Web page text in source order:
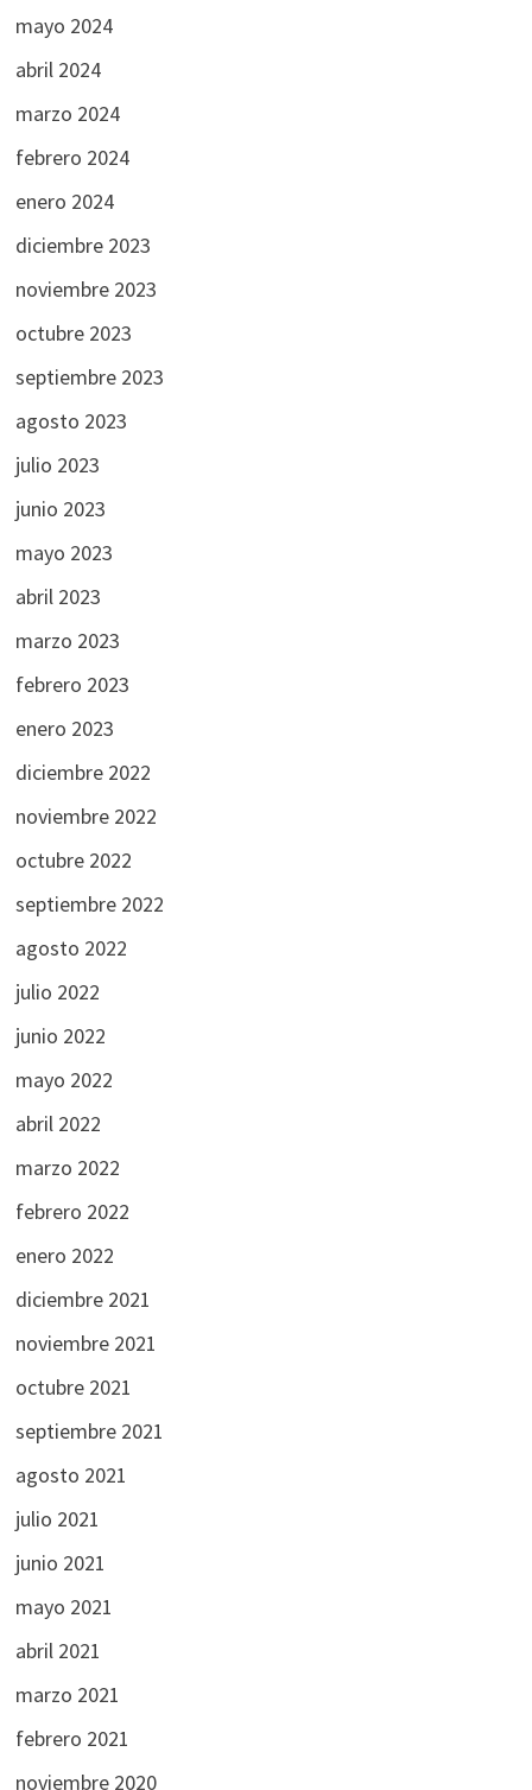
mayo 2024
abril 2024
marzo 2024
febrero 2024
enero 2024
diciembre 2023
noviembre 2023
octubre 2023
septiembre 2023
agosto 2023
julio 2023
junio 2023
mayo 2023
abril 2023
marzo 2023
febrero 2023
enero 2023
diciembre 2022
noviembre 2022
octubre 2022
septiembre 2022
agosto 2022
julio 2022
junio 2022
mayo 2022
abril 2022
marzo 2022
febrero 2022
enero 2022
diciembre 2021
noviembre 2021
octubre 2021
septiembre 2021
agosto 2021
julio 2021
junio 2021
mayo 2021
abril 2021
marzo 2021
febrero 2021
noviembre 2020